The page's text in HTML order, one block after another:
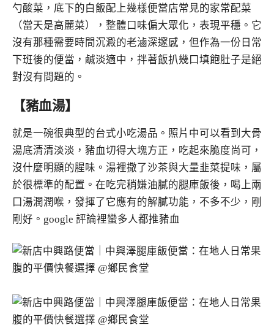
勺酸菜，底下的白飯配上幾樣便當店常見的家常配菜
（當天是高麗菜），整體口味偏大眾化，表現平穩。它
沒有那種需要時間沉澱的老滷深邃感，但作為一份日常
下班後的便當，鹹淡適中，拌著飯扒幾口填飽肚子是絕
對沒有問題的。
【豬血湯】
就是一碗很典型的台式小吃湯品。照片中可以看到大骨
湯底清清淡淡，豬血切得大塊方正，吃起來脆度尚可，
沒什麼明顯的腥味。湯裡撒了沙茶與大量韭菜提味，屬
於很標準的配置。在吃完稍嫌油膩的腿庫飯後，喝上兩
口湯潤潤喉，發揮了它應有的解膩功能，不多不少，剛
剛好。google 評論裡蠻多人都推豬血